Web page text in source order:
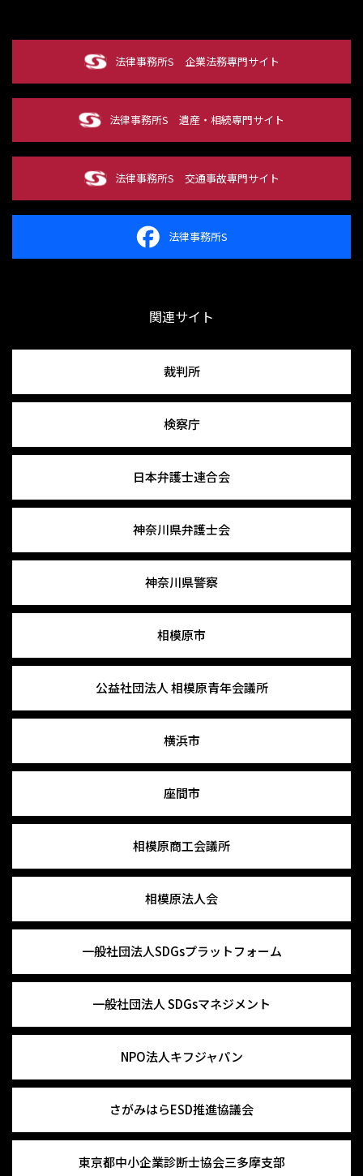
法律事務所S 企業法務専門サイト
法律事務所S 遺産・相続専門サイト
法律事務所S 交通事故専門サイト
法律事務所S
関連サイト
裁判所
検察庁
日本弁護士連合会
神奈川県弁護士会
神奈川県警察
相模原市
公益社団法人相模原青年会議所
横浜市
座間市
相模原商工会議所
相模原法人会
一般社団法人SDGsプラットフォーム
一般社団法人SDGsマネジメント
NPO法人キフジャパン
さがみはらESD推進協議会
東京都中小企業診断士協会三多摩支部